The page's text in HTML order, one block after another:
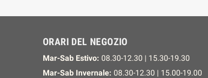
ORARI DEL NEGOZIO
Mar-Sab Estivo: 08.30-12.30 | 15.30-19.30
Mar-Sab Invernale: 08.30-12.30 | 15.00-19.00